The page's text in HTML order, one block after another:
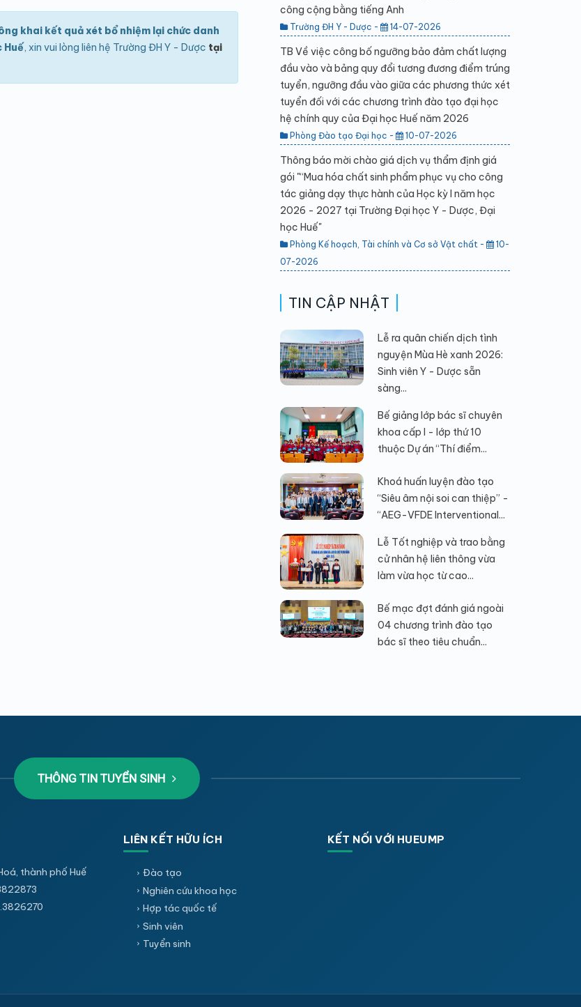
khai kết quả xét bổ nhiệm lại chức danh
Huế, xin vui lòng liên hệ Trường ĐH Y - Dược tại
công cộng bằng tiếng Anh
Trường ĐH Y - Dược - 14-07-2026
TB Về việc công bố ngưỡng bảo đảm chất lượng
đầu vào và bảng quy đổi tương đương điểm trúng
tuyển, ngưỡng đầu vào giữa các phương thức xét
tuyển đối với các chương trình đào tạo đại học
hệ chính quy của Đại học Huế năm 2026
Phòng Đào tạo Đại học - 10-07-2026
Thông báo mời chào giá dịch vụ thẩm định giá
gói "“Mua hóa chất sinh phẩm phục vụ cho công
tác giảng dạy thực hành của Học kỳ I năm học
2026 - 2027 tại Trường Đại học Y - Dược, Đại
học Huế"
Phòng Kế hoạch, Tài chính và Cơ sở Vật chất -
10-
07-2026
TIN CẬP NHẬT
Lễ ra quân chiến dịch tình
nguyện Mùa Hè xanh 2026:
Sinh viên Y - Dược sẵn
sàng...
Bế giảng lớp bác sĩ chuyên
khoa cấp I - lớp thứ 10
thuộc Dự án “Thí điểm...
Khoá huấn luyện đào tạo
“Siêu âm nội soi can thiệp” -
“AEG-VFDE Interventional...
Lễ Tốt nghiệp và trao bằng
cử nhân hệ liên thông vừa
làm vừa học từ cao...
Bế mạc đợt đánh giá ngoài
04 chương trình đào tạo
bác sĩ theo tiêu chuẩn...
THÔNG TIN TUYỂN SINH
thành phố Huế
LIÊN KẾT HỮU ÍCH
Đào tạo
Nghiên cứu khoa học
Hợp tác quốc tế
Sinh viên
Tuyển sinh
KẾT NỐI VỚI HUEUMP